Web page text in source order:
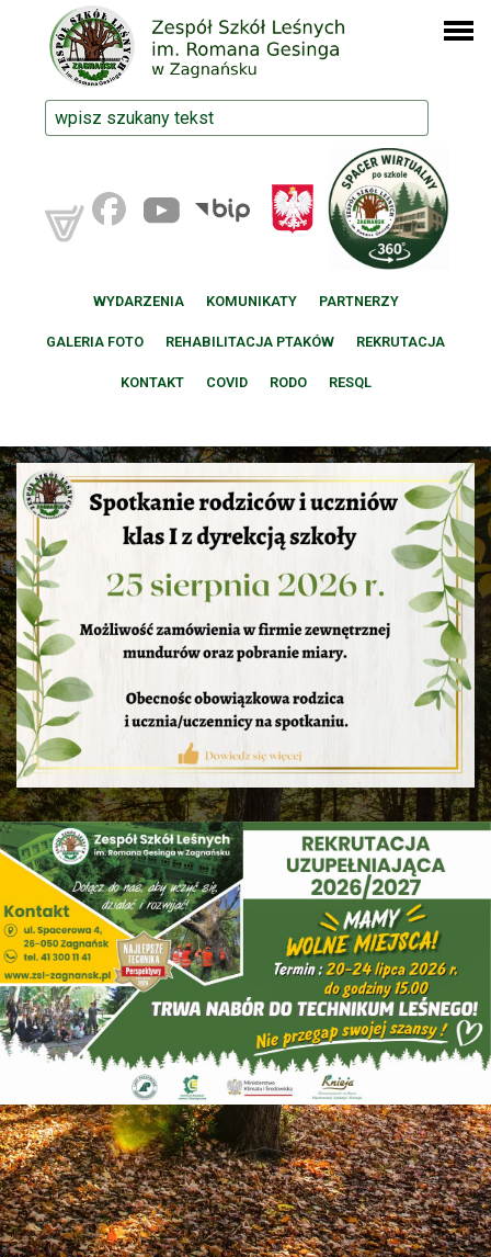
WYDARZENIA KOMUNIKATY PARTNERZY
GALERIA FOTO REHABILITACJA PTAKÓW REKRUTACJA
KONTAKT COVID RODO RESQL